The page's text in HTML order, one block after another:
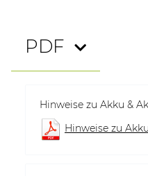
PDF
Hinweise zu Akku &
Hinweise zu